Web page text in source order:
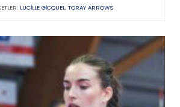
LUCILLE GICQUEL, TORAY ARROWS